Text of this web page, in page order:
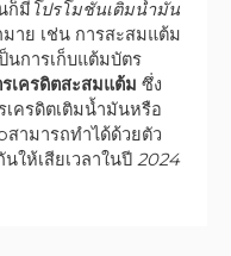
ก็มี โปรโมชั่นเติมน้ำมัน
าย เช่น การสะสมแต้ม
นการเก็บแต้มบัตร
เครดิตสะสมแต้ม ซึ่ง
ครดิตเติมน้ำมันหรือ
ามารถทำได้ด้วยตัว
ให้เสียเวลาในปี 2024